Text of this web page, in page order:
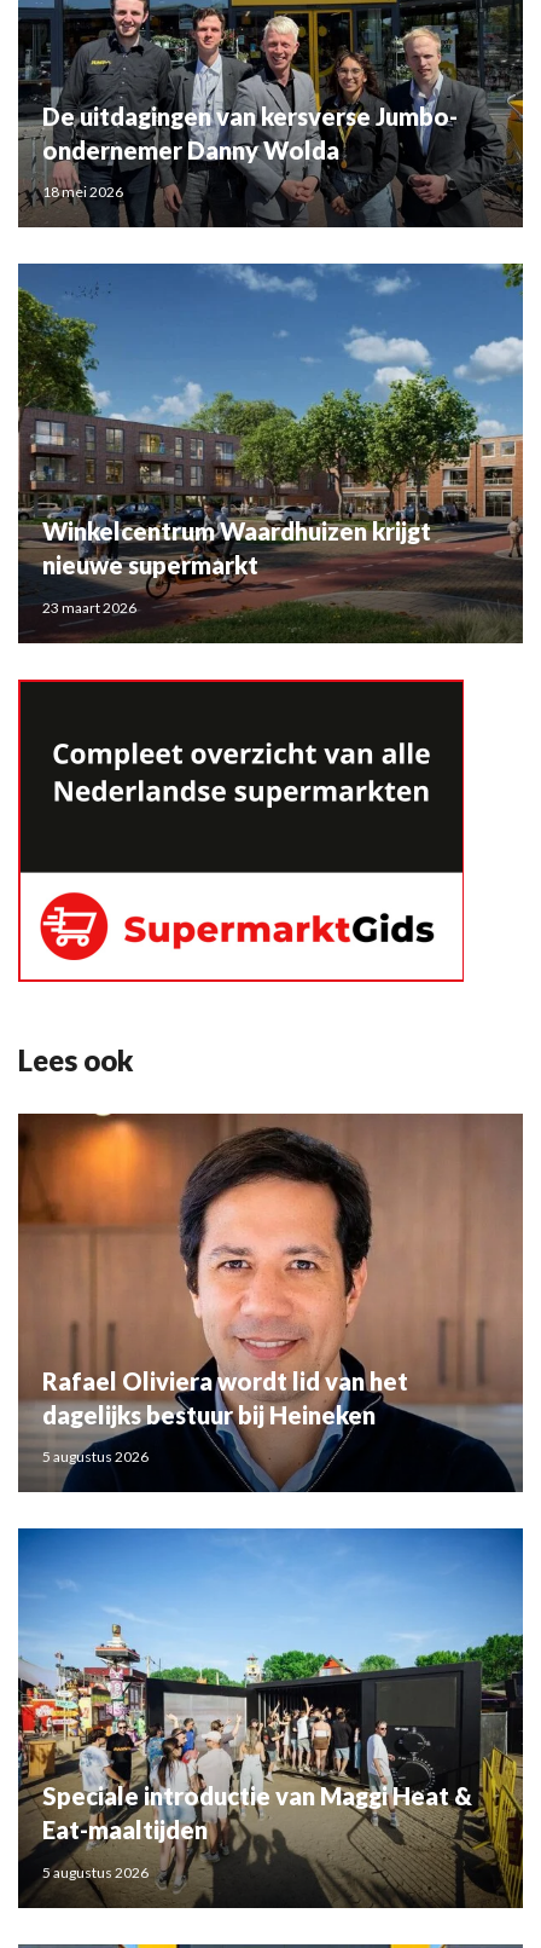
De uitdagingen van kersverse Jumbo-
ondernemer Danny Wolda
18 mei 2026
Winkelcentrum Waardhuizen krijgt
nieuwe supermarkt
23 maart 2026
Lees ook
Rafael Oliviera wordt lid van het
dagelijks bestuur bij Heineken
5 augustus 2026
Speciale introductie van Maggi Heat &
Eat-maaltijden
5 augustus 2026